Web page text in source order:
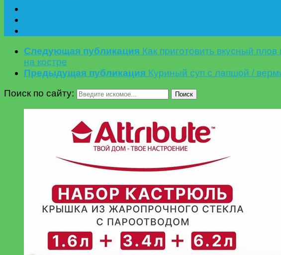
Следующая публикация Как приготовить вкусный
на костре
Предыдущая публикация Куриный суп с лапшой /
Поиск по сайту:
Поиск